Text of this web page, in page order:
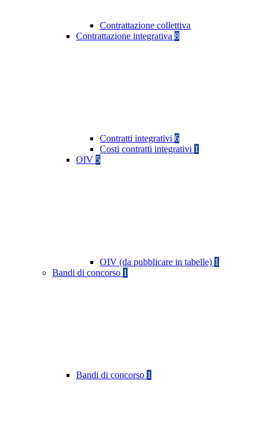
Contrattazione collettiva
Contrattazione integrativa 8
Contratti integrativi 6
Costi contratti integrativi 1
OIV 5
OIV (da pubblicare in tabelle) 1
Bandi di concorso 1
Bandi di concorso 1